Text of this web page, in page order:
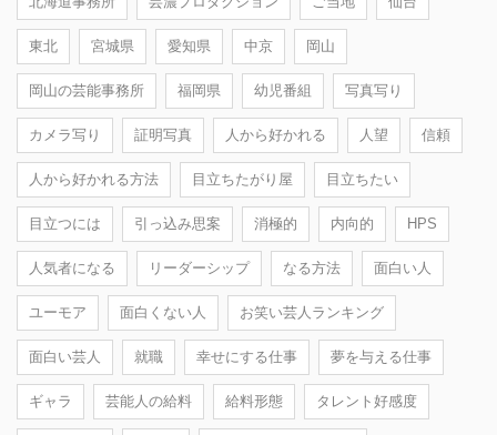
東北 宮城県 愛知県 中京 岡山
岡山の芸能事務所 福岡県 幼児番組 写真写り
カメラ写り 証明写真 人から好かれる 人望 信頼
人から好かれる方法 目立ちたがり屋 目立ちたい
目立つには 引っ込み思案 消極的 内向的 HPS
人気者になる リーダーシップ なる方法 面白い人
ユーモア 面白くない人 お笑い芸人ランキング
面白い芸人 就職 幸せにする仕事 夢を与える仕事
ギャラ 芸能人の給料 給料形態 タレント好感度